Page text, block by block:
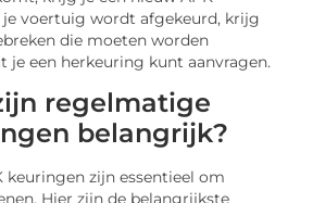
je voertuig wordt afgekeurd, krijg
die moeten worden
je een herkeuring kunt aanvragen.
regelmatige
belangrijk?
keuringen zijn essentieel om
Hier zijn de belangrijkste